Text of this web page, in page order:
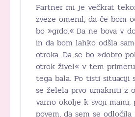
Partner mi je večkrat
zveze omenil, da če bom
bo »grdo.« Da ne bova v
in da bom lahko odšla
otroka. Da se bo »dobro
otrok živel« v tem
tega bala. Po tisti situaciji
se želela prvo umakniti z
varno okolje k svoji mami,
povem, da sem se odločila